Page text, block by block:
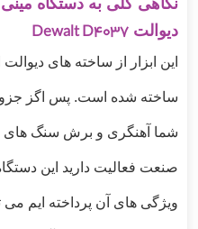
دیوالت Dewalt D4037
این ابزار از ساخته های
ساخته شده است. پس اگز جزو
شما آهنگری و برش سنگ های
صنعت فعالیت دارید این
ویژگی های آن پرداخته ایم می